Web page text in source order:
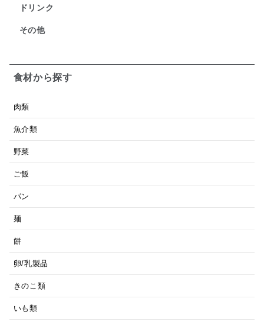
ドリンク
その他
食材から探す
肉類
魚介類
野菜
ご飯
パン
麺
餅
卵/乳製品
きのこ類
いも類